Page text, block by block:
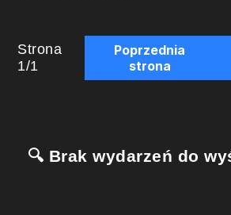
Strona
1/1
Poprzednia
strona
🔍 Brak wydarzeń do